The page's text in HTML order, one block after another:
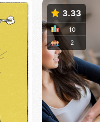
3.33
2
10